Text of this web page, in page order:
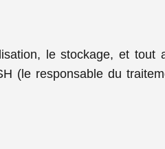
le stockage, et tout
(le responsable du